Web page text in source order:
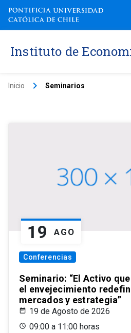
Instituto de
Inicio keyboard_arrow_right Seminarios
19 AGO
Conferencias
Seminario: “El Activo
el envejecimiento
mercados y estrategia”
19 de Agosto de 2026
09:00 a 11:00 horas